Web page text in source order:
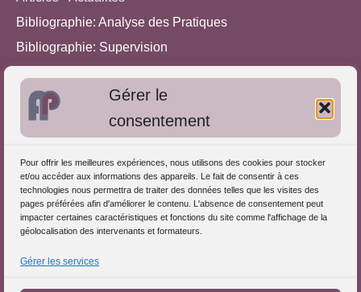
Gérer le
consentement
Pour offrir les meilleures expériences, nous utilisons des cookies pour stocker
et/ou accéder aux informations des appareils. Le fait de consentir à ces
technologies nous permettra de traiter des données telles que les visites des
pages préférées afin d'améliorer le contenu. L'absence de consentement peut
impacter certaines caractéristiques et fonctions du site comme l'affichage de la
géolocalisation des intervenants et formateurs.
Gérer les services
Bibliographie: Analyse des Pratiques
Bibliographie: Supervision
Approches de l'Analyse des pratiques
S'inscrire dans l'Annuaire
Publiez vos formations
Charte déontologique